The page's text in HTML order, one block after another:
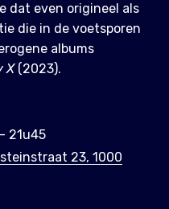
dat even origineel als
die in de voetsporen
albums
X(2023).
21u45
23, 1000